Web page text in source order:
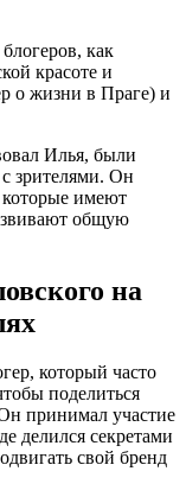
как
красоте и
о жизни в Праге) и
Илья, были
зрителями. Он
которые имеют
общую
на
который часто
поделиться
принимал участие
делился секретами
свой бренд